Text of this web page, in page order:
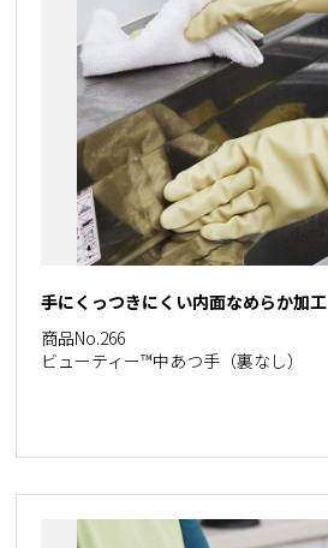
手にくっつきにくい内面なめらか加工
商品No.266
ビューティー™中あつ手（裏なし）